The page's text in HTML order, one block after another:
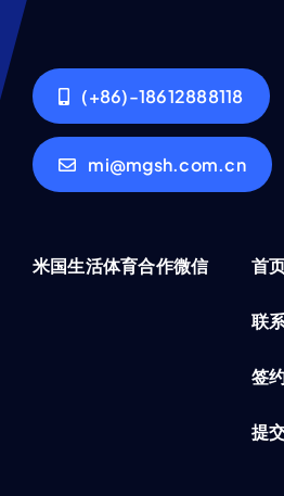
(+86)-18612888118
mi@mgsh.com.cn
米国生活体育合作微信 首
联
签
提